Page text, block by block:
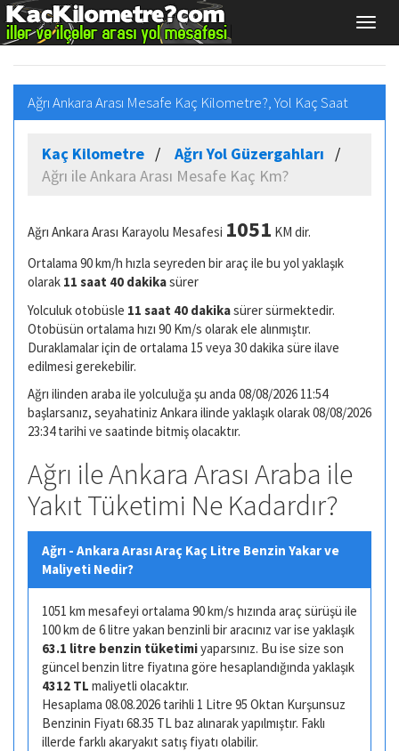
Ağrı Ankara Arası Mesafe Kaç Kilometre?, Yol Kaç Saat
Kaç Kilometre
Ağrı Yol Güzergahları
Ağrı ile Ankara Arası Mesafe Kaç Km?
Ağrı Ankara Arası Karayolu Mesafesi 1051 KM dir.
Ortalama 90 km/h hızla seyreden bir araç ile bu yol yaklaşık
olarak 11 saat 40 dakikasürer
Yolculuk otobüsle 11 saat 40 dakikasürer sürmektedir.
Otobüsün ortalama hızı 90 Km/s olarak ele alınmıştır.
Duraklamalar için de ortalama 15 veya 30 dakika süre ilave
edilmesi gerekebilir.
Ağrı ilinden araba ile yolculuğa şu anda 08/08/2026 11:54
başlarsanız, seyahatiniz Ankara ilinde yaklaşık olarak 08/08/2026
23:34 tarihi ve saatinde bitmiş olacaktır.
Ağrı ile Ankara Arası Araba ile
Yakıt Tüketimi Ne Kadardır?
Ağrı - Ankara Arası Araç Kaç Litre Benzin Yakar ve
Maliyeti Nedir?
1051 km mesafeyi ortalama 90 km/s hızında araç sürüşü ile
100 km de 6 litre yakan benzinli bir aracınız var ise yaklaşık
63.1 litre benzin tüketimiyaparsınız. Bu ise size son
güncel benzin litre fiyatına göre hesaplandığında yaklaşık
4312 TL maliyetli olacaktır.
Hesaplama 08.08.2026 tarihli 1 Litre 95 Oktan Kurşunsuz
Benzinin Fiyatı 68.35 TL baz alınarak yapılmıştır. Faklı
illerde farklı akaryakıt satış fiyatı olabilir.